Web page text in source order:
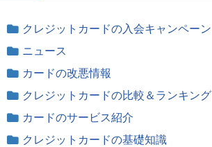
クレジットカードの入会キャンペーン
ニュース
カードの改悪情報
クレジットカードの比較＆ランキング
カードのサービス紹介
クレジットカードの基礎知識